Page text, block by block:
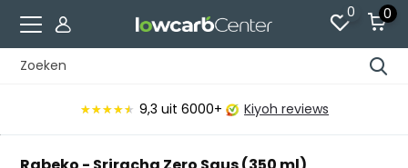
0 0
★★★★★
★★★★★ 9,3 uit 6000+ Kiyoh reviews